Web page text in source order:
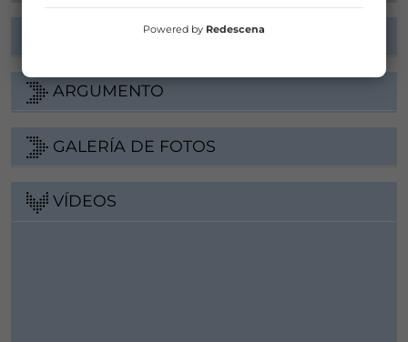
FICHA ARTÍSTICA
ARGUMENTO
GALERÍA DE FOTOS
VÍDEOS
Powered by Redescena